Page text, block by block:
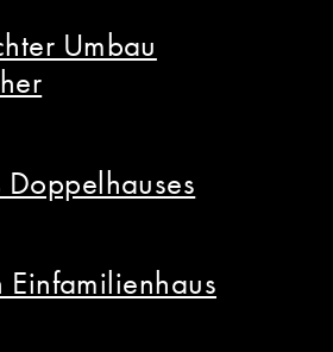
Umbau
Einfamilienhaus